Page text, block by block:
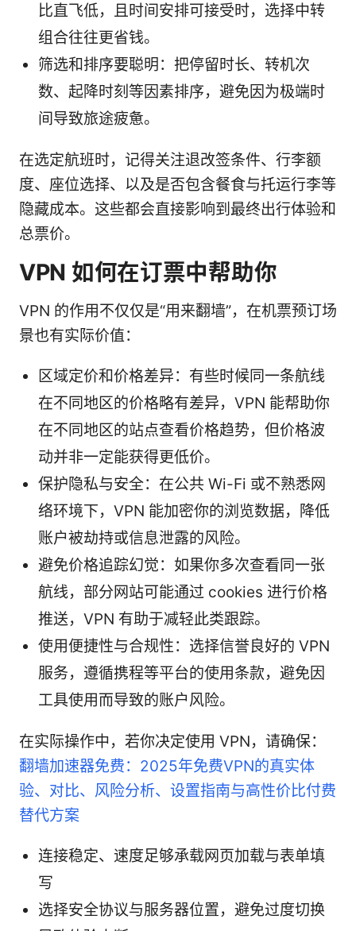
比直飞低，且时间安排可接受时，选择中转
组合往往更省钱。
筛选和排序要聪明：把停留时长、转机次
数、起降时刻等因素排序，避免因为极端时
间导致旅途疲惫。
在选定航班时，记得关注退改签条件、行李额
度、座位选择、以及是否包含餐食与托运行李等
隐藏成本。这些都会直接影响到最终出行体验和
总票价。
VPN 如何在订票中帮助你
VPN 的作用不仅仅是“用来翻墙”，在机票预订场
景也有实际价值：
区域定价和价格差异：有些时候同一条航线
在不同地区的价格略有差异，VPN 能帮助你
在不同地区的站点查看价格趋势，但价格波
动并非一定能获得更低价。
保护隐私与安全：在公共 Wi-Fi 或不熟悉网
络环境下，VPN 能加密你的浏览数据，降低
账户被劫持或信息泄露的风险。
避免价格追踪幻觉：如果你多次查看同一张
航线，部分网站可能通过 cookies 进行价格
推送，VPN 有助于减轻此类跟踪。
使用便捷性与合规性：选择信誉良好的 VPN
服务，遵循携程等平台的使用条款，避免因
工具使用而导致的账户风险。
在实际操作中，若你决定使用 VPN，请确保：
翻墙加速器免费：2025年免费VPN的真实体
验、对比、风险分析、设置指南与高性价比付费
替代方案
连接稳定、速度足够承载网页加载与表单填
写
选择安全协议与服务器位置，避免过度切换